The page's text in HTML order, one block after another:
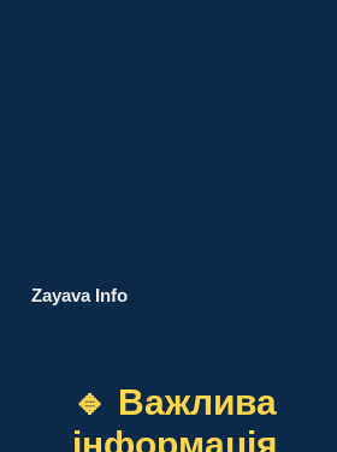
Zayava Info
🔹 Важлива
інформація